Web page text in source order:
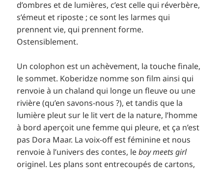
d’ombres et de lumières, c’est celle qui réverbère,
s’émeut et riposte ; ce sont les larmes qui
prennent vie, qui prennent forme.
Ostensiblement.
Un colophon est un achèvement, la touche finale,
le sommet. Koberidze nomme son film ainsi qui
renvoie à un chaland qui longe un fleuve ou une
rivière (qu’en savons-nous ?), et tandis que la
lumière pleut sur le lit vert de la nature, l’homme
à bord aperçoit une femme qui pleure, et ça n’est
pas Dora Maar. La voix-off est féminine et nous
renvoie à l’univers des contes, leboy meets girl
originel. Les plans sont entrecoupés de cartons,